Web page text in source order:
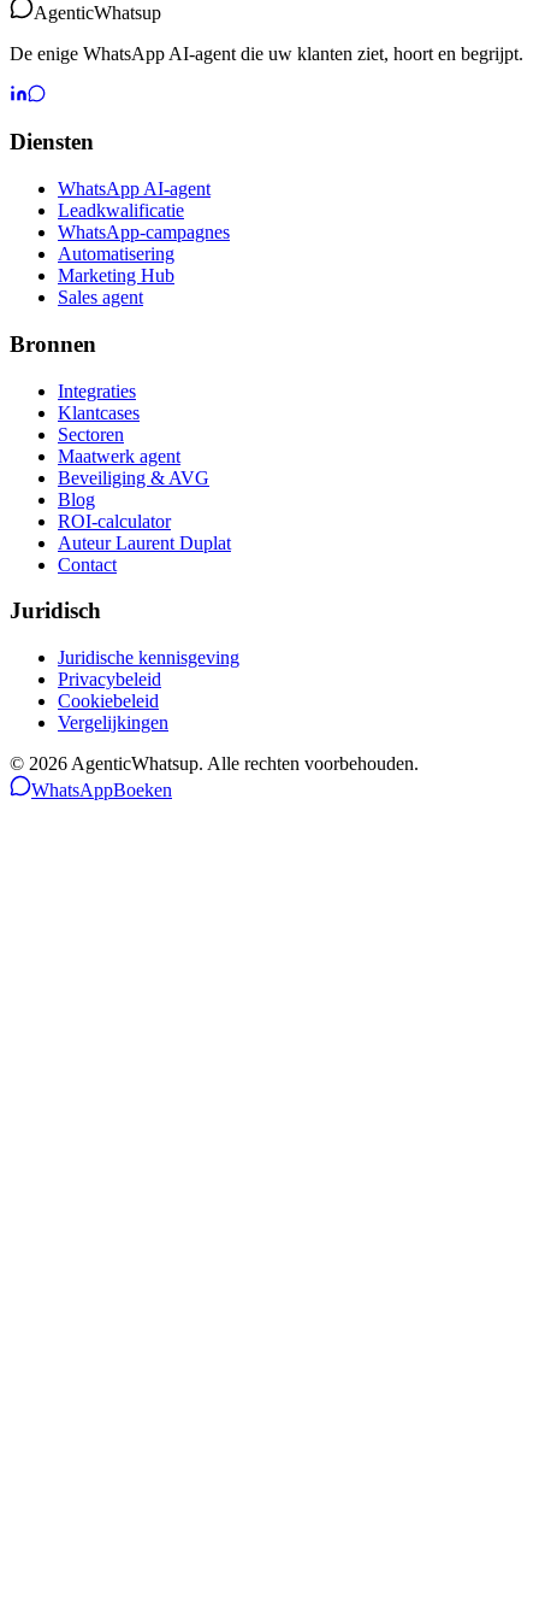
AgenticWhatsup
De enige WhatsApp AI-agent die uw klanten ziet, hoort en begrijpt.
Diensten
WhatsApp AI-agent
Leadkwalificatie
WhatsApp-campagnes
Automatisering
Marketing Hub
Sales agent
Bronnen
Integraties
Klantcases
Sectoren
Maatwerk agent
Beveiliging & AVG
Blog
ROI-calculator
Auteur Laurent Duplat
Contact
Juridisch
Juridische kennisgeving
Privacybeleid
Cookiebeleid
Vergelijkingen
© 2026 AgenticWhatsup. Alle rechten voorbehouden.
WhatsAppBoeken